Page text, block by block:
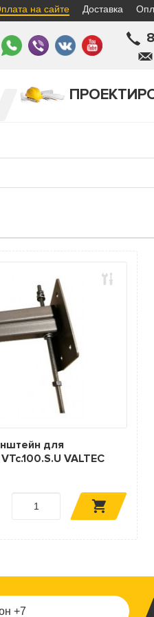
на сайте Доставка
для
VALTEC